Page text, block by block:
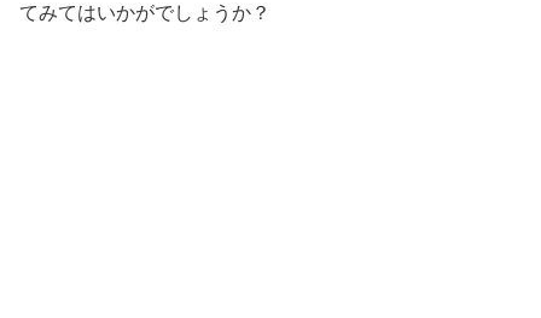
てみてはいかがでしょうか？